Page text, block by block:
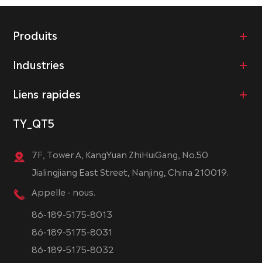
Produits
Industries
Liens rapides
TY_QT5
7F, Tower A, KangYuan ZhiHuiGang, No.50
Jialingjiang East Street, Nanjing, China 210019.
Appelle - nous.
86-189-5175-8013
86-189-5175-8031
86-189-5175-8032